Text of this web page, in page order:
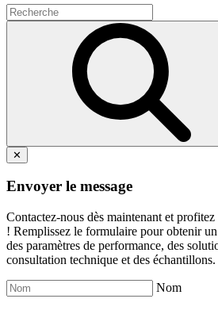
✕
Envoyer le message
Contactez-nous dès maintenant et
! Remplissez le formulaire pour obtenir
des paramètres de performance, des
consultation technique et des échantillons.
Nom